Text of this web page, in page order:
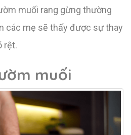
muối rang gừng thường
các mẹ sẽ thấy được sự thay
rệt.
muối